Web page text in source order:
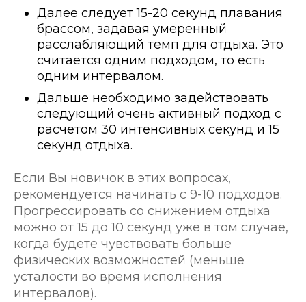
Далее следует 15-20 секунд плавания
брассом, задавая умеренный
расслабляющий темп для отдыха. Это
считается одним подходом, то есть
одним интервалом.
Дальше необходимо задействовать
следующий очень активный подход с
расчетом 30 интенсивных секунд и 15
секунд отдыха.
Если Вы новичок в этих вопросах,
рекомендуется начинать с 9-10 подходов.
Прогрессировать со снижением отдыха
можно от 15 до 10 секунд уже в том случае,
когда будете чувствовать больше
физических возможностей (меньше
усталости во время исполнения
интервалов).